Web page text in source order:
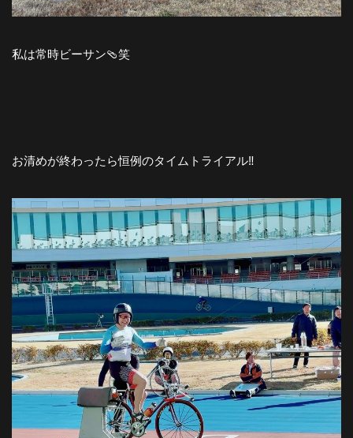
私は常時ビーサン🩴笑
お清めが終わったら恒例のタイムトライアル‼️